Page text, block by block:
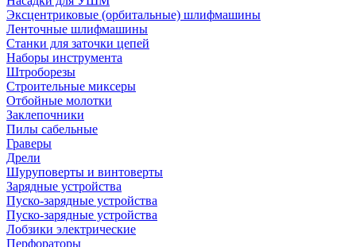
Эксцентриковые (орбитальные) шлифмашины
Ленточные шлифмашины
Станки для заточки цепей
Наборы инструмента
Штроборезы
Строительные миксеры
Отбойные молотки
Заклепочники
Пилы сабельные
Граверы
Дрели
Шуруповерты и винтоверты
Зарядные устройства
Пуско-зарядные устройства
Пуско-зарядные устройства
Лобзики электрические
Перфораторы